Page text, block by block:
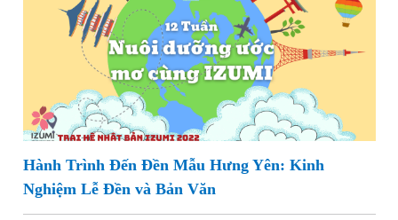
Hành Trình Đến Đền Mẫu Hưng Yên: Kinh
Nghiệm Lễ Đền và Bản Văn